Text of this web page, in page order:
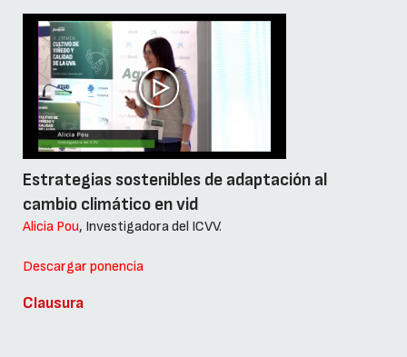
Estrategias sostenibles de adaptación al
cambio climático en vid
Alicia Pou, Investigadora del ICVV.
Descargar ponencia
Clausura